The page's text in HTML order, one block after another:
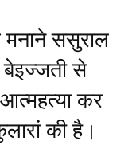
मनाने ससुराल
बेइज्जती से
कर
की है।